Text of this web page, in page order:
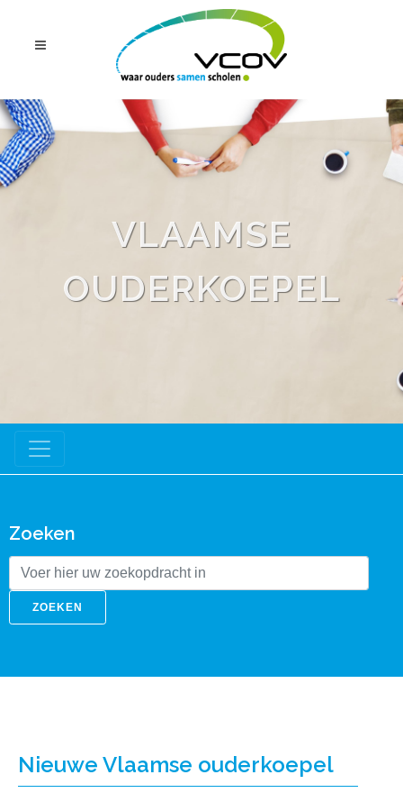
VLAAMSE
OUDERKOEPEL
Zoeken
ZOEKEN
Nieuwe Vlaamse ouderkoepel